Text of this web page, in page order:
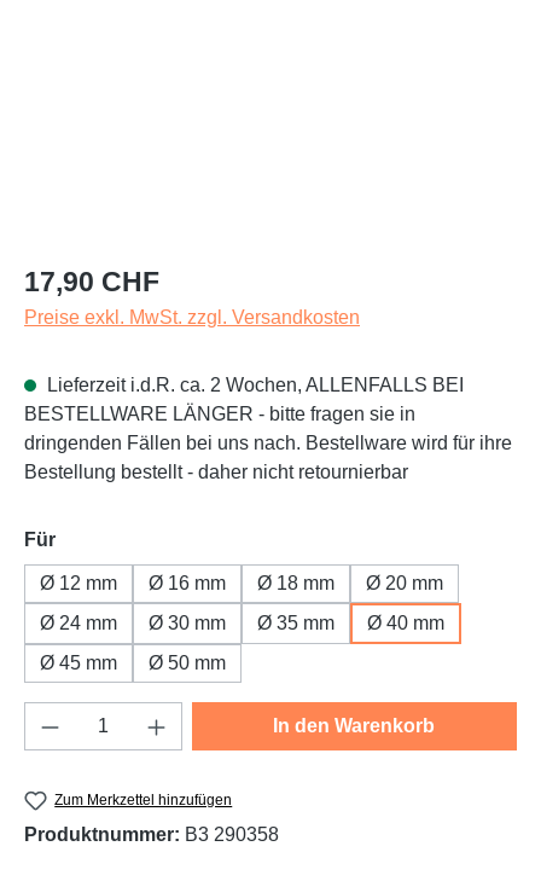
Regulärer Preis:
17,90 CHF
Preise exkl. MwSt. zzgl. Versandkosten
Lieferzeit i.d.R. ca. 2 Wochen, ALLENFALLS BEI
BESTELLWARE LÄNGER - bitte fragen sie in
dringenden Fällen bei uns nach. Bestellware wird für ihre
Bestellung bestellt - daher nicht retournierbar
Fürauswählen
Ø 12 mm Ø 16 mm Ø 18 mm
Ø 20 mm
Ø 24 mm
Ø 30 mm Ø 35 mm
Ø 40 mm
Ø 45 mm
Ø 50 mm
Produkt Anzahl: Gib den gewünschten
In den Warenkorb
Zum Merkzettel hinzufügen
Produktnummer: B3 290358